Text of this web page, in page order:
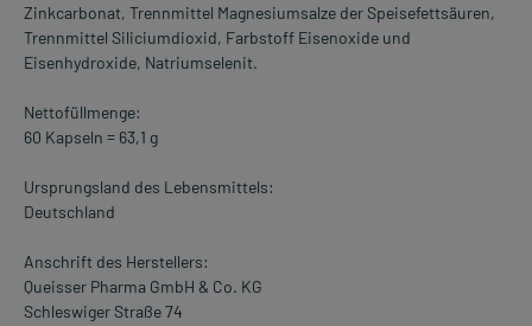
Zinkcarbonat, Trennmittel Magnesiumsalze der Speisefettsäuren,
Trennmittel Siliciumdioxid, Farbstoff Eisenoxide und
Eisenhydroxide, Natriumselenit.
Nettofüllmenge:
60 Kapseln = 63,1 g
Ursprungsland des Lebensmittels:
Deutschland
Anschrift des Herstellers:
Queisser Pharma GmbH & Co. KG
Schleswiger Straße 74